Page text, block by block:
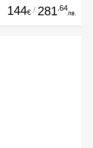
144€ / 281.64
лв.